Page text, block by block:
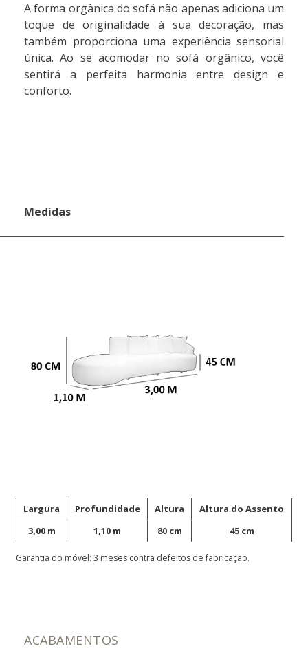
A forma orgânica do sofá não apenas adiciona um
toque de originalidade à sua decoração, mas
também proporciona uma experiência sensorial
única. Ao se acomodar no sofá orgânico, você
sentirá a perfeita harmonia entre design e
conforto.
Medidas
Largura Profundidade Altura
Altura do Assento
3,00 m
1,10 m 80 cm 45 cm
Garantia do móvel: 3 meses contra defeitos de fabricação.
ACABAMENTOS